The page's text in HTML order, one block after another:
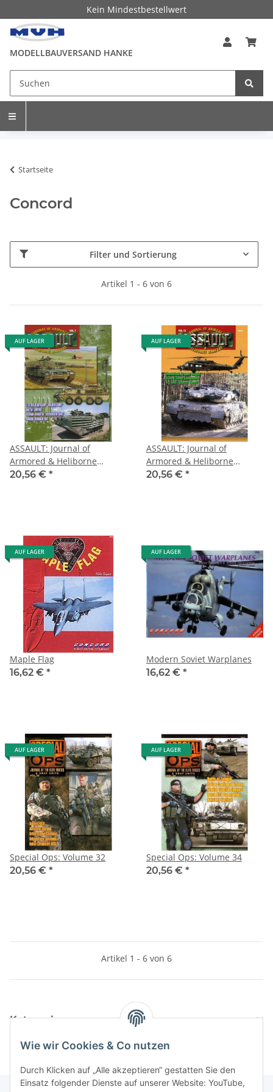
Kein Mindestbestellwert
MODELLBAUVERSAND HANKE
Startseite
Concord
Filter und Sortierung
Artikel 1 - 6 von 6
AUF LAGER
ASSAULT: Journal of
Armored & Heliborne
Warfare
20,56 € *
AUF LAGER
ASSAULT: Journal of
Armored & Heliborne
Warfare
20,56 € *
AUF LAGER
Maple Flag
16,62 € *
AUF LAGER
Modern Soviet Warplanes
16,62 € *
AUF LAGER
Special Ops: Volume 32
20,56 € *
AUF LAGER
Special Ops: Volume 34
20,56 € *
Artikel 1 - 6 von 6
Kategorien
Wie wir Cookies & Co nutzen
Durch Klicken auf „Alle akzeptieren“ gestatten Sie den
Einsatz folgender Dienste auf unserer Website: YouTube,